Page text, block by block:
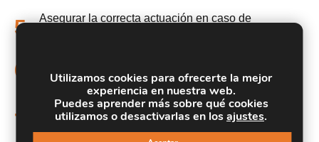
5. Asegurar la correcta actuación en caso de
6.
de prevención y control más frecuentes.
7.
Conocer los elementos básicos de un Plan de
Autoprotección y su procedimiento de elaboración y
Utilizamos cookies para ofrecerte la mejor
experiencia en nuestra web.
Puedes aprender más sobre qué cookies
utilizamos o desactivarlas en losajustes.